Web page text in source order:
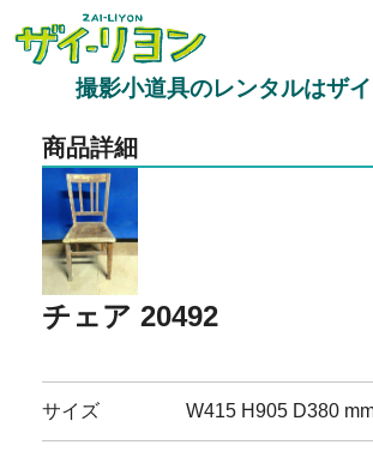
撮影小道具のレンタルはザ
商品詳細
チェア 20492
サイズ W415 H905 D380